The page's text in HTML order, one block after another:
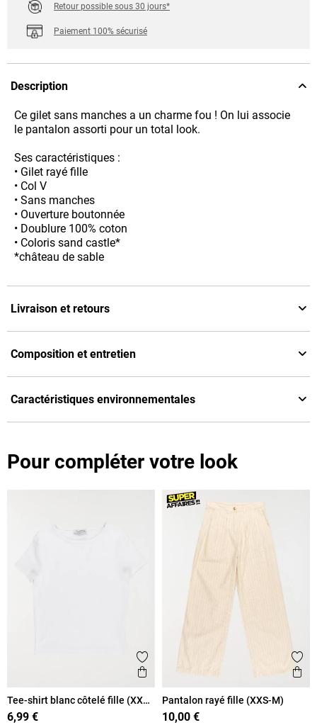
Retour possible sous 30 jours*
Paiement 100% sécurisé
Description
Ce gilet sans manches a un charme fou ! On lui associe
le pantalon assorti pour un total look.
Ses caractéristiques :
• Gilet rayé fille
• Col V
• Sans manches
• Ouverture boutonnée
• Doublure 100% coton
• Coloris sand castle*
*château de sable
Livraison et retours
Composition et entretien
Caractéristiques environnementales
Pour compléter votre look
Ajouter aux favoris
Aperçu rapide
Tee-shirt blanc côtelé fille (XXS-
M)
6,99 €
Pantalon rayé fille (XXS-M)
10,00 €